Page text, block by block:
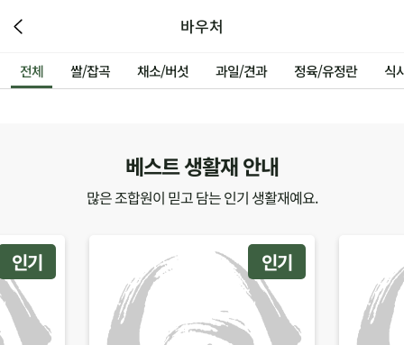
바우처
전체 쌀/잡곡 채소/버섯 과일/견과 정육/유정란 식
베스트 생활재 안내
많은 조합원이 믿고 담는 인기 생활재예요.
인기 인기